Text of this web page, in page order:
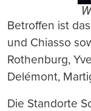
Betroffen ist
und Chiasso
Rothenburg,
Delémont,
Die Standorte